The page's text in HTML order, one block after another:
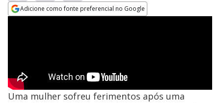
Adicione como fonte preferencial no Google
Uma mulher sofreu ferimentos após uma